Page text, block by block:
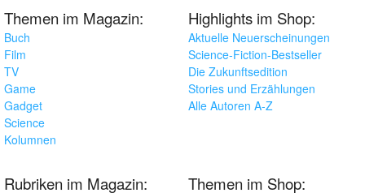
Themen im Magazin:
Buch
Film
TV
Game
Gadget
Science
Kolumnen
Highlights im Shop:
Aktuelle Neuerscheinungen
Science-Fiction-Bestseller
Die Zukunftsedition
Stories und Erzählungen
Alle Autoren A-Z
Rubriken im Magazin: Themen im Shop: